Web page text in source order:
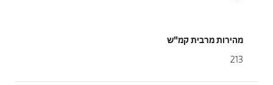
מהירות מרבית קמ"ש
213